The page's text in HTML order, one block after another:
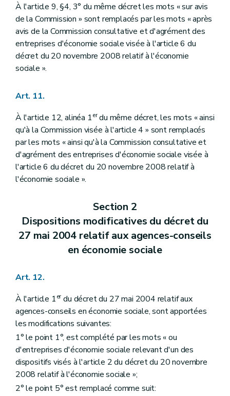
À l'article 9, §4, 3° du même décret les mots « sur avis
de la Commission » sont remplacés par les mots « après
avis de la Commission consultative et d'agrément des
entreprises d'économie sociale visée à l'article 6 du
décret du 20 novembre 2008 relatif à l'économie
sociale ».
Art. 11.
À l'article 12, alinéa 1erdu même décret, les mots « ainsi
qu'à la Commission visée à l'article 4 » sont remplacés
par les mots « ainsi qu'à la Commission consultative et
d'agrément des entreprises d'économie sociale visée à
l'article 6 du décret du 20 novembre 2008 relatif à
l'économie sociale ».
Section 2
Dispositions modificatives du décret du
27 mai 2004 relatif aux agences-conseils
en économie sociale
Art. 12.
À l'article 1erdu décret du 27 mai 2004 relatif aux
agences-conseils en économie sociale, sont apportées
les modifications suivantes:
1° le point 1°, est complété par les mots « ou
d'entreprises d'économie sociale relevant d'un des
dispositifs visés à l'article 2 du décret du 20 novembre
2008 relatif à l'économie sociale »;
2° le point 5° est remplacé comme suit: